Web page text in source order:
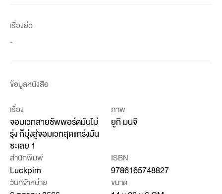
เรื่องย่อ
-
ข้อมูลหนังสือ
เรื่อง
จอมเวทสายซัพพอร์ตมันไม่
รุ่ง ก็มุ่งสู่จอมเวทสุดแกร่งมัน
ซะเลย 1
ภาพ
ยูกิ มนจิ
สำนักพิมพ์
Luckpim
ISBN
9786165748827
วันที่จำหน่าย ขนาด